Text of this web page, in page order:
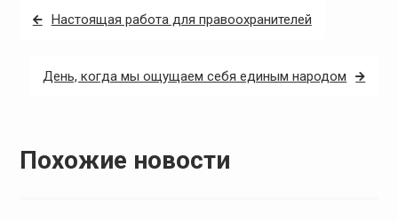
Навигация
Настоящая работа для правоохранителей
День, когда мы ощущаем себя единым народом
Похожие новости